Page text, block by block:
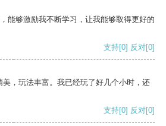
能够激励我不断学习，让我能够取得更好的
支持[0] 反对[0]
，玩法丰富。我已经玩了好几个小时，还
支持[0] 反对[0]